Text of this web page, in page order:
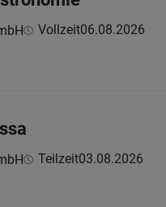
Vollzeit06.08.2026
Teilzeit03.08.2026